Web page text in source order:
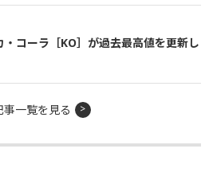
・コーラ［KO］が過去最高値を更新し
事一覧を見る